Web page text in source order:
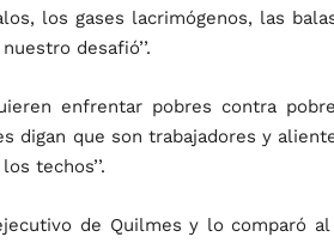
los gases lacrimógenos, las
desafió’’.
enfrentar pobres contra
digan que son trabajadores y
techos’’.
de Quilmes y lo comparó